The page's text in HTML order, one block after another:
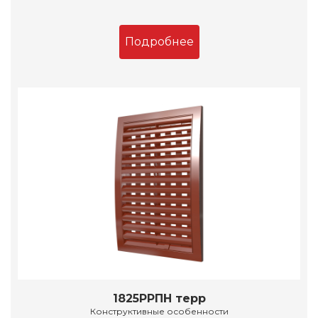
Подробнее
1825РРПН терр
Конструктивные особенности